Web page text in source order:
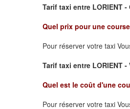
Tarif taxi entre LORIENT
Quel prix pour une
Pour réserver votre taxi
Tarif taxi entre LORIENT
Quel est le coût d'une
Pour réserver votre taxi